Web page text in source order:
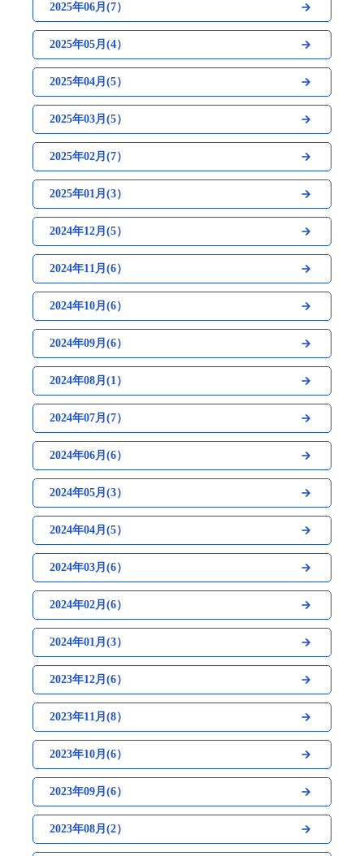
2025年06月(7）
2025年05月(4）
2025年04月(5）
2025年03月(5）
2025年02月(7）
2025年01月(3）
2024年12月(5）
2024年11月(6）
2024年10月(6）
2024年09月(6）
2024年08月(1）
2024年07月(7）
2024年06月(6）
2024年05月(3）
2024年04月(5）
2024年03月(6）
2024年02月(6）
2024年01月(3）
2023年12月(6）
2023年11月(8）
2023年10月(6）
2023年09月(6）
2023年08月(2）